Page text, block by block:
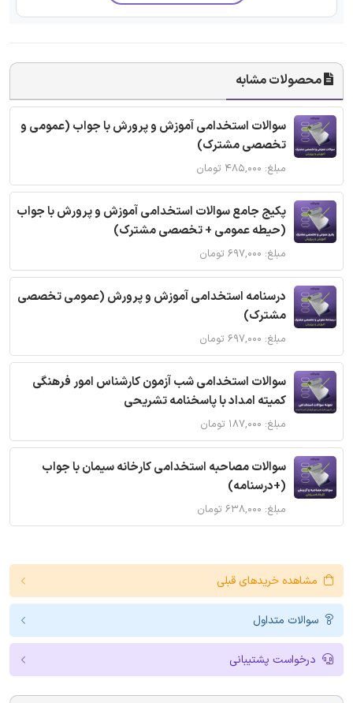
محصولات مشابه
سوالات استخدامی آموزش و پرورش با جواب (عمومی و
تخصصی مشترک)
مبلغ: ۴۸۵,۰۰۰ تومان
پکیج جامع سوالات استخدامی آموزش و پرورش با جواب
(حیطه عمومی + تخصصی مشترک)
مبلغ: ۶۹۷,۰۰۰ تومان
درسنامه استخدامی آموزش و پرورش (عمومی تخصصی
مشترک)
مبلغ: ۶۹۷,۰۰۰ تومان
سوالات استخدامی شب آزمون کارشناس امور فرهنگی
کمیته امداد با پاسخنامه تشریحی
مبلغ: ۱۸۷,۰۰۰ تومان
سوالات مصاحبه استخدامی کارخانه سیمان با جواب
(+درسنامه)
مبلغ: ۶۳۸,۰۰۰ تومان
مشاهده خریدهای قبلی
سوالات متداول
درخواست پشتیبانی